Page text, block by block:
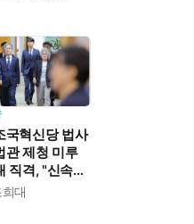
국혁신당 법사
관 제청 미루
직격, "신속한
저버려"
대